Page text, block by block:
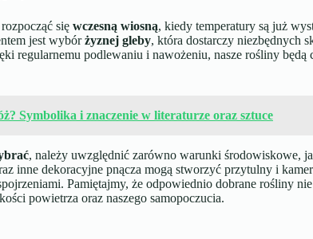
się wczesną wiosną, kiedy temperatury są już
jest wybórżyznej gleby, która dostarczy niezbędnych
regularnemu podlewaniu i nawożeniu, nasze rośliny będą
Symbolika i znaczenie w literaturze oraz sztuce
, należy uwzględnić zarówno warunki środowiskowe,
inne dekoracyjne pnącza mogą stworzyć przytulny i
Pamiętajmy, że odpowiednio dobrane rośliny
powietrza oraz naszego samopoczucia.